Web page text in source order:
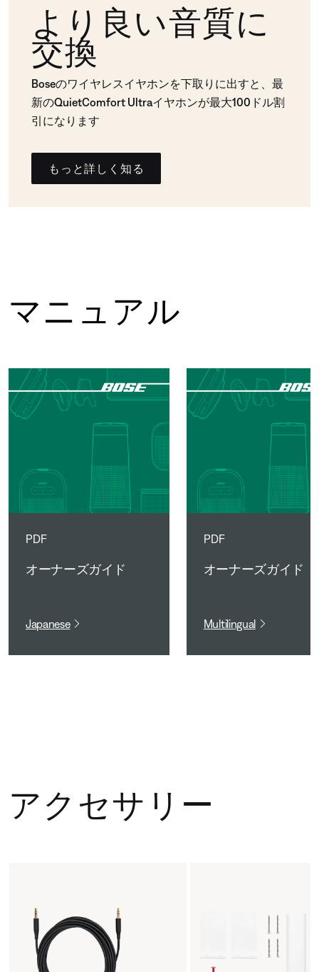
より良い音質に
交換
Boseのワイヤレスイヤホンを下取りに出すと、最
新のQuietComfort Ultraイヤホンが最大100ドル割
引になります
もっと詳しく知る
マニュアル
PDF
オーナーズガイド
Japanese
PDF
オーナーズガイド
Multilingual
アクセサリー